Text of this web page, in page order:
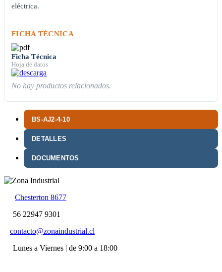
BS-AJ2-4-10
DETALLES
DOCUMENTOS
eléctrica.
FICHA TÉCNICA
Ficha Técnica
Hoja de datos
No hay productos relacionados.
Chesterton 8677
56 22947 9301
contacto@zonaindustrial.cl
Lunes a Viernes | de 9:00 a 18:00